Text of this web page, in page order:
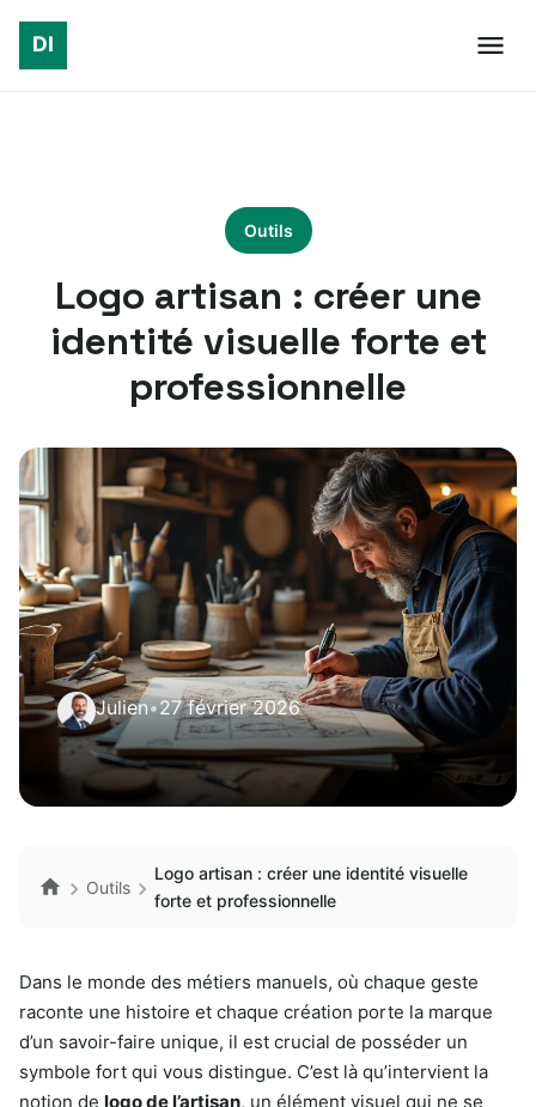
Outils
Logo artisan : créer une
identité visuelle forte et
professionnelle
Julien•27 février 2026
Outils
Logo artisan : créer une identité visuelle
forte et professionnelle
Dans le monde des métiers manuels, où chaque geste
raconte une histoire et chaque création porte la marque
d’un savoir-faire unique, il est crucial de posséder un
symbole fort qui vous distingue. C’est là qu’intervient la
notion de logo de l’artisan, un élément visuel qui ne se